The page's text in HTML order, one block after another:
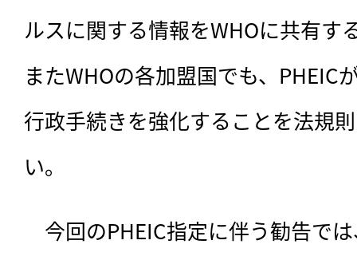
ルスに関する情報をWHOに共有す
またWHOの各加盟国でも、PHEIC
行政手続きを強化することを法規
い。
今回のPHEIC指定に伴う勧告で